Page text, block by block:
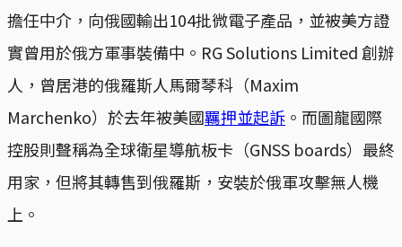
擔任中介，向俄國輸出104批微電子產品，並被美方證
實曾用於俄方軍事裝備中。RG Solutions Limited 創辦
人，曾居港的俄羅斯人馬爾琴科（Maxim
Marchenko）於去年被美國羈押並起訴 。而圖龍國際
控股則聲稱為全球衛星導航板卡（GNSS boards）最終
用家，但將其轉售到俄羅斯，安裝於俄軍攻擊無人機
上。